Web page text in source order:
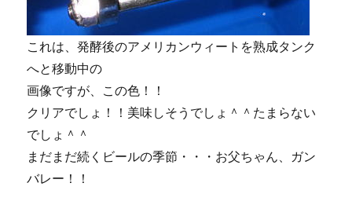
これは、発酵後のアメリカンウィートを熟成タンク
へと移動中の
画像ですが、この色！！
クリアでしょ！！美味しそうでしょ＾＾たまらない
でしょ＾＾
まだまだ続くビールの季節・・・お父ちゃん、ガン
バレー！！